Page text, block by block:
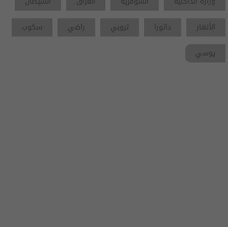
الأنهار
داتورا تروبي راضي
سكوب
يوسي